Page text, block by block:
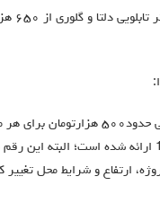
• ورق‌های
• قیمت کارشناسی حدود٥٠٠
سال 1404 1405 ارائه شده است؛ البته این
ارتفاع و شرایط محل تغییر